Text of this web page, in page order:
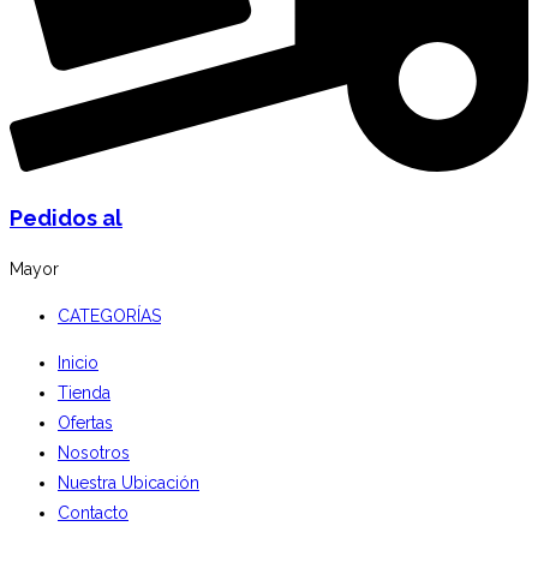
Pedidos al
Mayor
CATEGORÍAS
Inicio
Tienda
Ofertas
Nosotros
Nuestra Ubicación
Contacto